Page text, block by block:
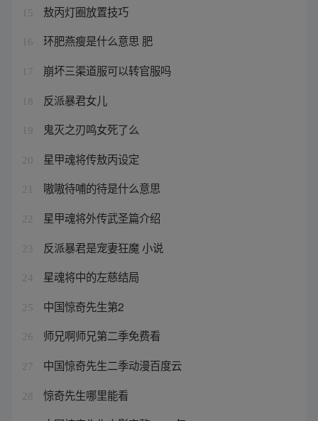
15 敖丙灯圈放置技巧
16 环肥燕瘦是什么意思 肥
17 崩坏三渠道服可以转官服吗
18 反派暴君女儿
19 鬼灭之刃鸣女死了么
20 星甲魂将传敖丙设定
21 嗷嗷待哺的待是什么意思
22 星甲魂将外传武圣篇介绍
23 反派暴君是宠妻狂魔 小说
24 星魂将中的左慈结局
25 中国惊奇先生第2
26 师兄啊师兄第二季免费看
27 中国惊奇先生二季动漫百度云
28 惊奇先生哪里能看